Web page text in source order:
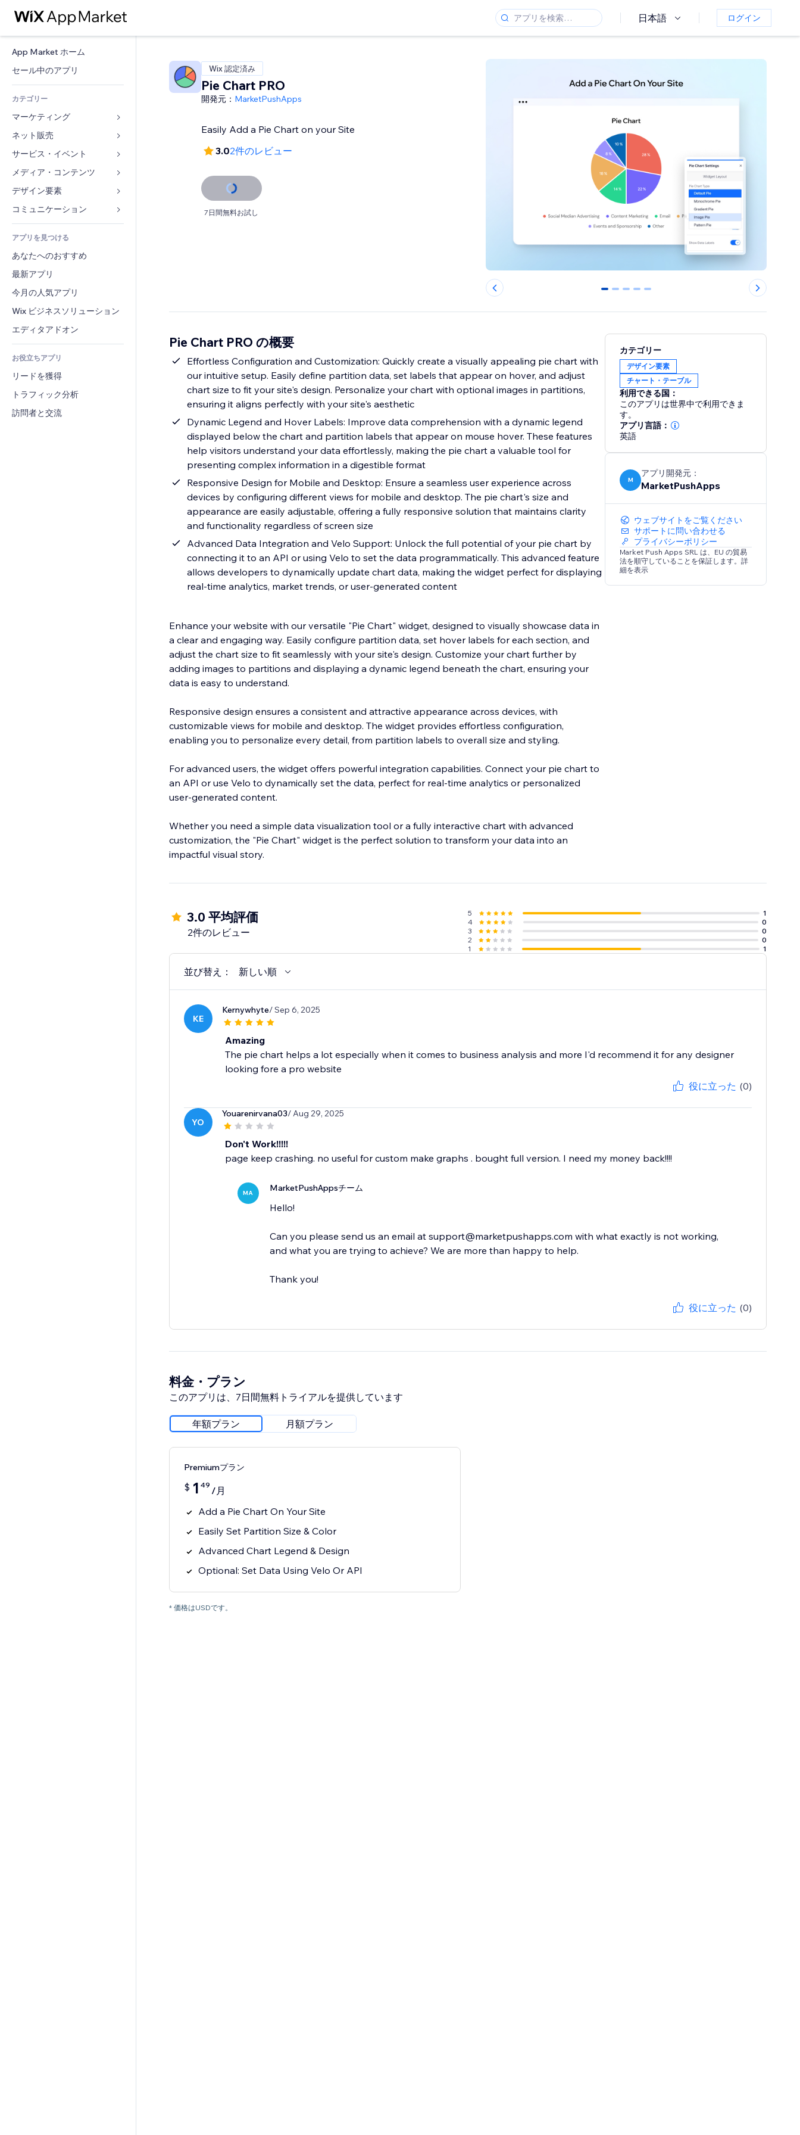
日本語 ログイン
App Market ホーム
セール中のアプリ
カテゴリー
マーケティング
広告
モバイル
アクセス解析
リスティング広告
メール
コンバージョン
ネット販売
ストア用アプリ
発送・配達
販売ボタン
会計
クーポン・特典
倉庫管理ソリューション
ドロップシッピング
食品・飲料
サービス・イベント
ホテル
イベント
レストラン
不動産
ブッキング
メディア・コンテンツ
ギャラリー
音楽
ポッドキャスト
写真
動画
PDF
ファイル共有
ニュース
デザイン要素
マップ・ナビ
プライバシー・セキュリティ
時計
ページテンプレート
画像効果
ボタン・メニュー
バナー・バッジ
電卓
検索
天気
チャート・テーブル
フォーム
ブログ
投票
チャット
コメント
電話
コミュニティィ
レビュー・お客さまの声
CRM
アプリを見つける
あなたへのおすすめ
最新アプリ
今月の人気アプリ
Wix ビジネスソリューション
エディタアドオン
お役立ちアプリ
リードを獲得
トラフィック分析
訪問者と交流
Wix 認定済み
Pie Chart PRO
開発元： MarketPushApps
Easily Add a Pie Chart on your Site
3.02件のレビュー
7日間無料お試し
0 1 2 3 4
Pie Chart PRO の概要
Effortless Configuration and Customization: Quickly create a visually appealing pie chart with
our intuitive setup. Easily define partition data, set labels that appear on hover, and adjust
chart size to fit your site's design. Personalize your chart with optional images in partitions,
ensuring it aligns perfectly with your site's aesthetic
Dynamic Legend and Hover Labels: Improve data comprehension with a dynamic legend
displayed below the chart and partition labels that appear on mouse hover. These features
help visitors understand your data effortlessly, making the pie chart a valuable tool for
presenting complex information in a digestible format
Responsive Design for Mobile and Desktop: Ensure a seamless user experience across
devices by configuring different views for mobile and desktop. The pie chart's size and
appearance are easily adjustable, offering a fully responsive solution that maintains clarity
and functionality regardless of screen size
Advanced Data Integration and Velo Support: Unlock the full potential of your pie chart by
connecting it to an API or using Velo to set the data programmatically. This advanced feature
allows developers to dynamically update chart data, making the widget perfect for displaying
real-time analytics, market trends, or user-generated content
Enhance your website with our versatile "Pie Chart" widget, designed to visually showcase data in
a clear and engaging way. Easily configure partition data, set hover labels for each section, and
adjust the chart size to fit seamlessly with your site's design. Customize your chart further by
adding images to partitions and displaying a dynamic legend beneath the chart, ensuring your
data is easy to understand.
Responsive design ensures a consistent and attractive appearance across devices, with
customizable views for mobile and desktop. The widget provides effortless configuration,
enabling you to personalize every detail, from partition labels to overall size and styling.
For advanced users, the widget offers powerful integration capabilities. Connect your pie chart to
an API or use Velo to dynamically set the data, perfect for real-time analytics or personalized
user-generated content.
Whether you need a simple data visualization tool or a fully interactive chart with advanced
customization, the "Pie Chart" widget is the perfect solution to transform your data into an
impactful visual story.
カテゴリー
デザイン要素
チャート・テーブル
利用できる国：
このアプリは世界中で利用できま
す。
アプリ言語：
英語
M
アプリ開発元：
MarketPushApps
ウェブサイトをご覧ください
サポートに問い合わせる
プライバシーポリシー
Market Push Apps SRL は、EU の貿易
法を順守していることを保証します。詳
細を表示
3.0 平均評価
2件のレビュー
5
1
4
0
3
0
2
0
1
1
並び替え： 新しい順
KE
Kernywhyte/ Sep 6, 2025
Amazing
The pie chart helps a lot especially when it comes to business analysis and more I'd recommend it for any designer
looking fore a pro website
役に立った (0)
YO
Youarenirvana03/ Aug 29, 2025
Don't Work!!!!!
page keep crashing. no useful for custom make graphs . bought full version. I need my money back!!!!
MA MarketPushAppsチーム
Hello!
Can you please send us an email at support@marketpushapps.com with what exactly is not working,
and what you are trying to achieve? We are more than happy to help.
Thank you!
役に立った (0)
料金・プラン
このアプリは、7日間無料トライアルを提供しています
年額プラン 月額プラン
Premiumプラン
$ 1 49 /月
Add a Pie Chart On Your Site
Easily Set Partition Size & Color
Advanced Chart Legend & Design
Optional: Set Data Using Velo Or API
* 価格はUSDです。